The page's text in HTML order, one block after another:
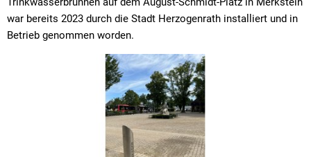
war bereits 2023 durch die Stadt Herzogenrath installiert und in
Betrieb genommen worden.